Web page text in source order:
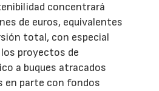
concentrará
de euros, equivalentes
total, con especial
proyectos de
a buques atracados
en parte con fondos